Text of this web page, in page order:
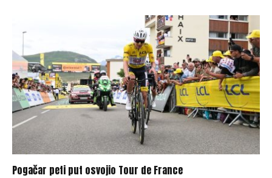
Pogačar peti put osvojio Tour de France